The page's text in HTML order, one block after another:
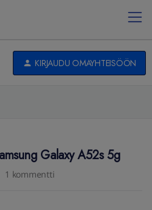
KIRJAUDU OMAYHTEISÖÖN
Galaxy A52s 5g
1 kommentti